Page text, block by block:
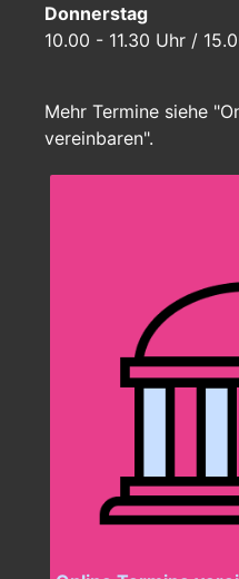
Donnerstag
10.00 - 11.30 Uhr /
Mehr Termine siehe
vereinbaren".